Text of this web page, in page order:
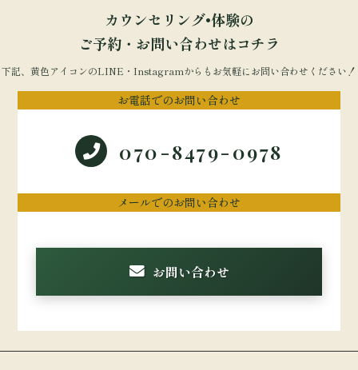
カウンセリング•体験の
ご予約・お問い合わせはコチラ
下記、黄色アイコンのLINE・Instagramからもお気軽にお問い合わせください！
お電話でのお問い合わせ
070-8479-0978
メールでのお問い合わせ
お問い合わせ